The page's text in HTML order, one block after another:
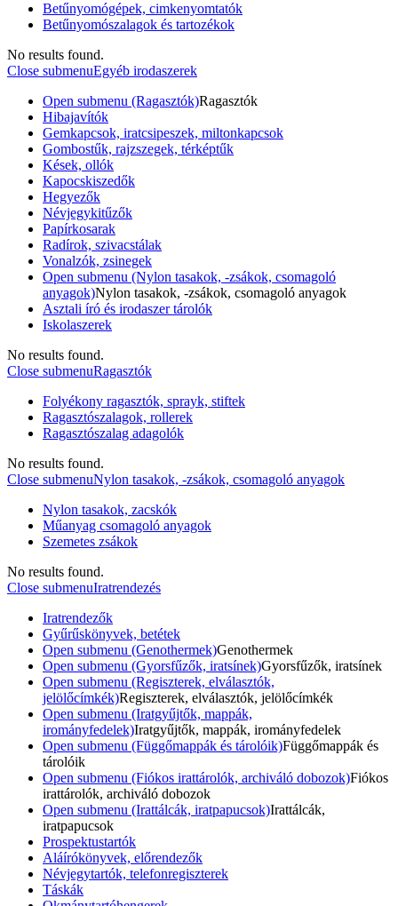
Betűnyomógépek, cimkenyomtatók
Betűnyomószalagok és tartozékok
No results found.
Close submenuEgyéb irodaszerek
Open submenu (Ragasztók)Ragasztók
Hibajavítók
Gemkapcsok, iratcsipeszek, miltonkapcsok
Gombostűk, rajzszegek, térképtűk
Kések, ollók
Kapocskiszedők
Hegyezők
Névjegykitűzők
Papírkosarak
Radírok, szivacstálak
Vonalzók, zsinegek
Open submenu (Nylon tasakok, -zsákok, csomagoló
anyagok)Nylon tasakok, -zsákok, csomagoló anyagok
Asztali író és irodaszer tárolók
Iskolaszerek
No results found.
Close submenuRagasztók
Folyékony ragasztók, sprayk, stiftek
Ragasztószalagok, rollerek
Ragasztószalag adagolók
No results found.
Close submenuNylon tasakok, -zsákok, csomagoló anyagok
Nylon tasakok, zacskók
Műanyag csomagoló anyagok
Szemetes zsákok
No results found.
Close submenuIratrendezés
Iratrendezők
Gyűrűskönyvek, betétek
Open submenu (Genothermek)Genothermek
Open submenu (Gyorsfűzők, iratsínek)Gyorsfűzők, iratsínek
Open submenu (Regiszterek, elválasztók,
jelölőcímkék)Regiszterek, elválasztók, jelölőcímkék
Open submenu (Iratgyűjtők, mappák,
irományfedelek)Iratgyűjtők, mappák, irományfedelek
Open submenu (Függőmappák és tárolóik)Függőmappák és
tárolóik
Open submenu (Fiókos irattárolók, archiváló dobozok)Fiókos
irattárolók, archiváló dobozok
Open submenu (Irattálcák, iratpapucsok)Irattálcák,
iratpapucsok
Prospektustartók
Aláírókönyvek, előrendezők
Névjegytartók, telefonregiszterek
Táskák